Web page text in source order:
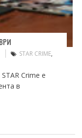
STAR CRIME,
Crime е
в